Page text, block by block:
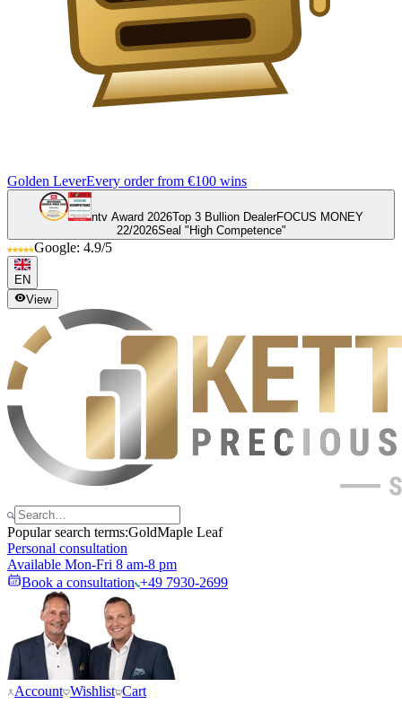
Golden LeverEvery order from €100 wins
ntv Award 2026Top 3 Bullion DealerFOCUS MONEY
22/2026Seal "High Competence"
Google: 4.9/5
EN
View
Popular search terms:GoldMaple Leaf
Personal consultation
Available Mon-Fri 8 am-8 pm
Book a consultation +49 7930-2699
Account Wishlist Cart